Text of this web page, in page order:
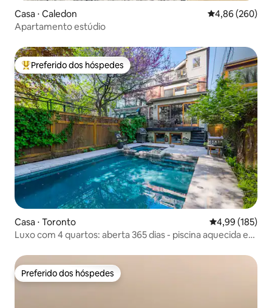
Casa ⋅ Caledon 4,86 de uma
4,86 (260)
Apartamento estúdio
Entre os melhores preferidos dos hóspedes
Preferido dos hóspedes
Casa ⋅ Toronto 4,99 de uma
4,99 (185)
Luxo com 4 quartos: aberta 365 dias - piscina aquecida e
Preferido dos hóspedes
Preferido dos hóspedes